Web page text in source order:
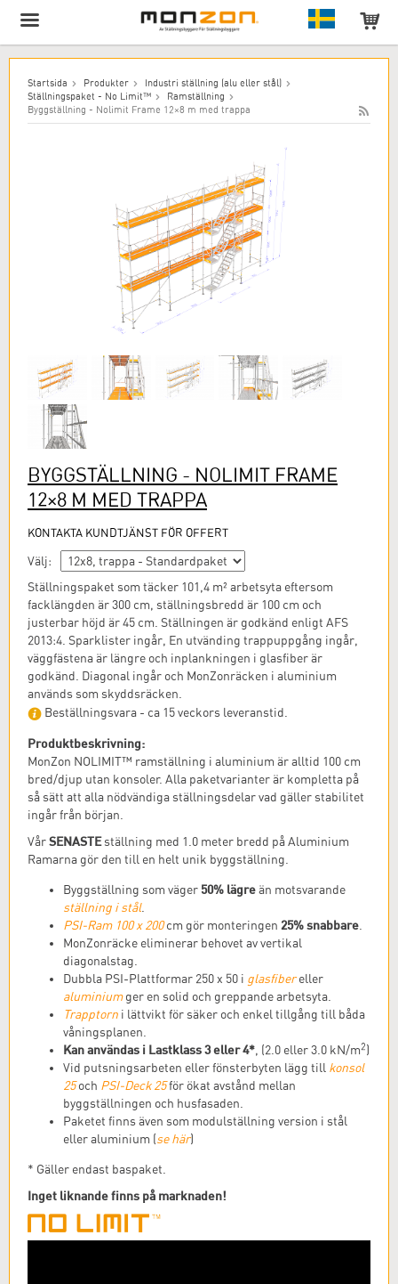
Produkten har lagts till i varukorgen!
Startsida Produkter
Industri ställning (alu eller stål)
Ställningspaket - No Limit™
Ramställning
Byggställning - Nolimit Frame 12×8 m med trappa
BYGGSTÄLLNING - NOLIMIT FRAME
12×8 M MED TRAPPA
KONTAKTA KUNDTJÄNST FÖR OFFERT
Välj:
Ställningspaket som täcker 101,4 m² arbetsyta eftersom
facklängden är 300 cm, ställningsbredd är 100 cm och
justerbar höjd är 45 cm. Ställningen är godkänd enligt AFS
2013:4. Sparklister ingår, En utvänding trappuppgång ingår,
väggfästena är längre och inplankningen i glasfiber är
godkänd. Diagonal ingår och MonZonräcken i aluminium
används som skyddsräcken.
Beställningsvara - ca 15 veckors leveranstid.
Produktbeskrivning:
MonZon NOLIMIT™ ramställning i aluminium är alltid 100 cm
bred/djup utan konsoler. Alla paketvarianter är kompletta på
så sätt att alla nödvändiga ställningsdelar vad gäller stabilitet
ingår från början.
VårSENASTEställning med 1.0 meter bredd på Aluminium
Ramarna gör den till en helt unik byggställning.
Byggställning som väger 50% lägreän motsvarande
ställning i stål.
PSI-Ram 100 x 200cm gör monteringen 25% snabbare.
MonZonräcke eliminerar behovet av vertikal
diagonalstag.
Dubbla PSI-Plattformar 250 x 50 i glasfibereller
aluminiumger en solid och greppande arbetsyta.
Trapptorn i lättvikt för säker och enkel tillgång till båda
våningsplanen.
Kan användas i Lastklass 3 eller 4*, (2.0 eller 3.0 kN/m2)
Vid putsningsarbeten eller fönsterbyten lägg till konsol
25och PSI-Deck 25för ökat avstånd mellan
byggställningen och husfasaden.
Paketet finns även som modulställning version i stål
eller aluminium (se här)
* Gäller endast baspaket.
Inget liknande finns på marknaden!